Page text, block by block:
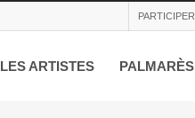
PARTICIPER
LES ARTISTES PALMARÈS